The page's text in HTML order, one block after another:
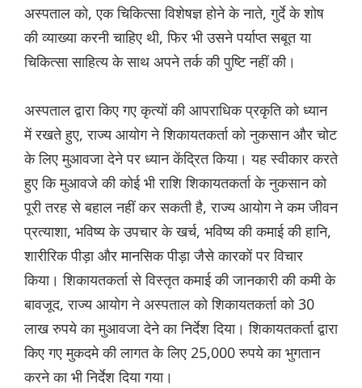
अस्पताल को, एक चिकित्सा विशेषज्ञ होने के नाते, गुर्दे के शोष
की व्याख्या करनी चाहिए थी, फिर भी उसने पर्याप्त सबूत या
चिकित्सा साहित्य के साथ अपने तर्क की पुष्टि नहीं की।
अस्पताल द्वारा किए गए कृत्यों की आपराधिक प्रकृति को ध्यान
में रखते हुए, राज्य आयोग ने शिकायतकर्ता को नुकसान और चोट
के लिए मुआवजा देने पर ध्यान केंद्रित किया। यह स्वीकार करते
हुए कि मुआवजे की कोई भी राशि शिकायतकर्ता के नुकसान को
पूरी तरह से बहाल नहीं कर सकती है, राज्य आयोग ने कम जीवन
प्रत्याशा, भविष्य के उपचार के खर्च, भविष्य की कमाई की हानि,
शारीरिक पीड़ा और मानसिक पीड़ा जैसे कारकों पर विचार
किया। शिकायतकर्ता से विस्तृत कमाई की जानकारी की कमी के
बावजूद, राज्य आयोग ने अस्पताल को शिकायतकर्ता को 30
लाख रुपये का मुआवजा देने का निर्देश दिया। शिकायतकर्ता द्वारा
किए गए मुकदमे की लागत के लिए 25,000 रुपये का भुगतान
करने का भी निर्देश दिया गया।